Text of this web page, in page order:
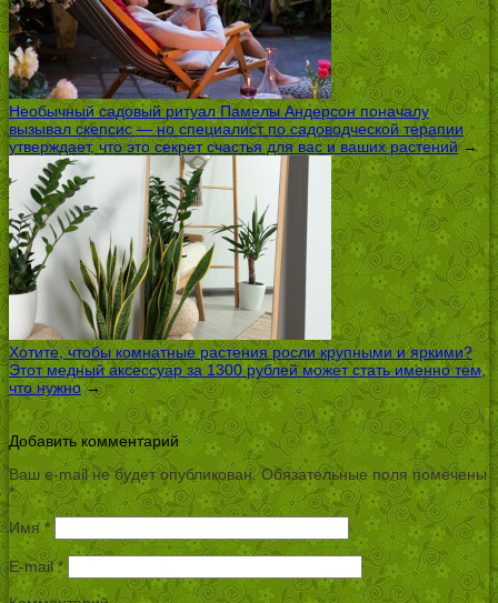
Необычный садовый ритуал Памелы Андерсон поначалу
вызывал скепсис — но специалист по садоводческой терапии
утверждает, что это секрет счастья для вас и ваших растений→
Хотите, чтобы комнатные растения росли крупными и яркими?
Этот медный аксессуар за 1300 рублей может стать именно тем,
что нужно→
Добавить комментарий
Ваш e-mail не будет опубликован.Обязательные поля помечены
*
Имя *
E-mail*